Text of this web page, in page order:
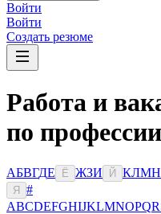
Войти
Войти
Создать резюме
Работа и
по
АБВГДЕ Ё ЖЗИ Й КЛМН
Я
#
ABCDEFGHIJKLMNOPQR